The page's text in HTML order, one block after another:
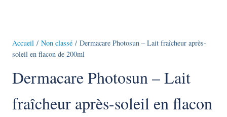
Accueil / Non classé / Dermacare Photosun – Lait fraîcheur après-
soleil en flacon de 200ml
Dermacare Photosun – Lait
fraîcheur après-soleil en flacon